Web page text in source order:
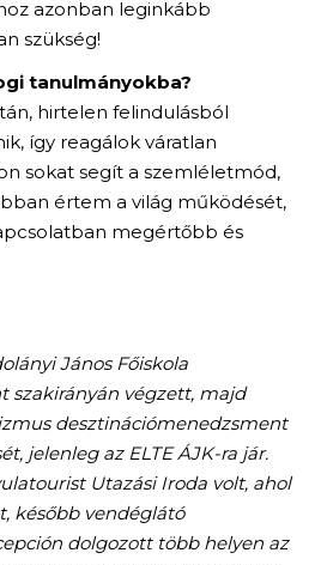
azonban leginkább
szükség!
tanulmányokba?
hirtelen felindulásból
így reagálok váratlan
sokat segít a szemléletmód,
értem a világ működését,
megértőbb és
János Főiskola
szakirányán végzett, majd
desztinációmenedzsment
jelenleg az ELTE ÁJK-ra jár.
Utazási Iroda volt, ahol
később vendéglátó
dolgozott több helyen az